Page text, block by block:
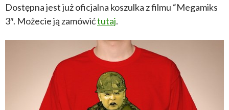
Dostępna jest już oficjalna koszulka z filmu “Megamiks
3″. Możecie ją zamówićtutaj.